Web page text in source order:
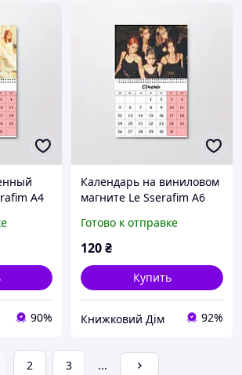
А4
90%
Календарь на виниловом
магните Le Sserafim А6
Готово к отправке
120₴
Купить
Книжковий Дім 92%
2 3 ...